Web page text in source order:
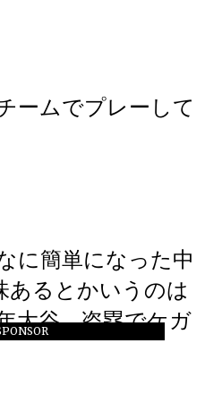
ームでプレーして
に簡単になった中
あるとかいうのは
大谷、盗塁でケガ